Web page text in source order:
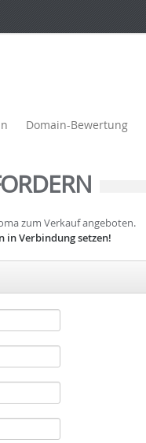
Domain-Bewertung
zum Verkauf angeboten.
in Verbindung setzen!